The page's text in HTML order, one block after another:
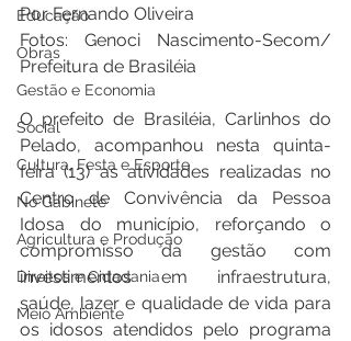
Educação
Obras
Gestão e Economia
Social
Cultura, Festa e Esporte
No Gabinete
Agricultura e Produção
Direitos e Cidadania
Meio Ambiente
Por Fernando Oliveira
Fotos: Genoci Nascimento-Secom/
Prefeitura de Brasiléia
O prefeito de Brasiléia, Carlinhos do
Pelado, acompanhou nesta quinta-
feira (13) as atividades realizadas no
Centro de Convivência da Pessoa
Idosa do município, reforçando o
compromisso da gestão com
investimentos em infraestrutura,
saúde, lazer e qualidade de vida para
os idosos atendidos pelo programa